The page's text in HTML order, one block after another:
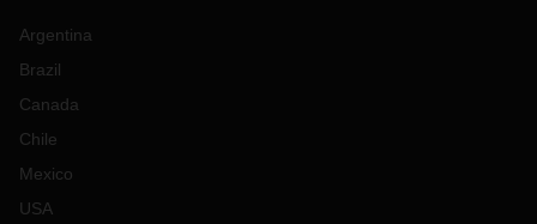
Argentina
Brazil
Canada
Chile
Mexico
USA